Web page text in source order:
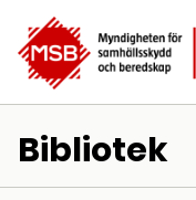
Bibliotek